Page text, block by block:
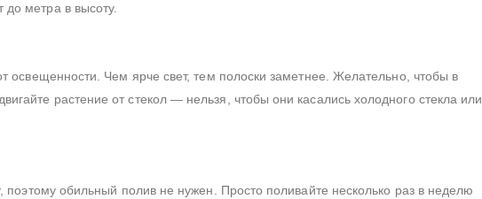
метра в высоту.
освещенности. Чем ярче свет, тем полоски заметнее. Желательно, чтобы в
растение от стекол — нельзя, чтобы они касались холодного стекла или
обильный полив не нужен. Просто поливайте несколько раз в неделю